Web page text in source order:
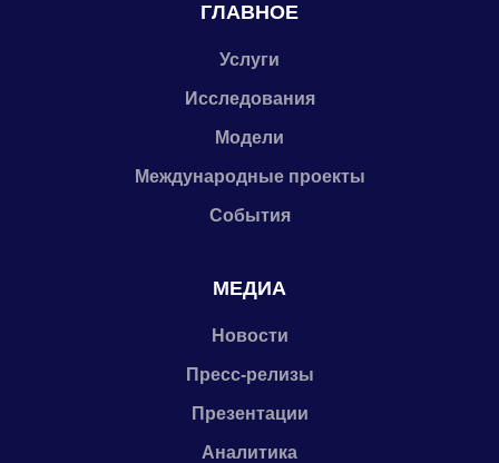
ГЛАВНОЕ
Услуги
Исследования
Модели
Международные проекты
События
МЕДИА
Новости
Пресс-релизы
Презентации
Аналитика